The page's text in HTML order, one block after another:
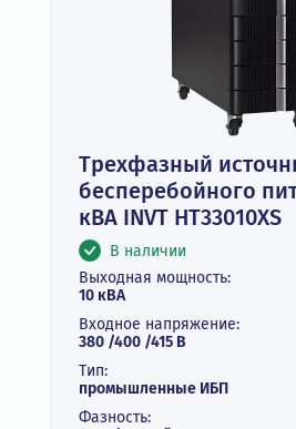
Трехфазный
бесперебойного
кВА INVT HT33010XS
В наличии
Выходная мощность:
10 кВА
Входное напряжение:
380 /400 /415 В
Тип:
промышленные ИБП
Фазность: